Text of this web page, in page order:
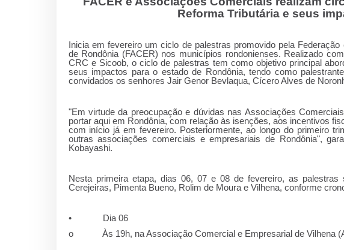
Reforma Tributária e seus
Inicia em fevereiro um ciclo de palestras promovido pela
de Rondônia (FACER) nos municípios rondonienses. Realizado
CRC e Sicoob, o ciclo de palestras tem como objetivo principal
seus impactos para o estado de Rondônia, tendo como
convidados os senhores Jair Genor Bevlaqua, Cícero Alves de
"Em virtude da preocupação e dúvidas nas Associações
portar aqui em Rondônia, com relação às isenções, aos incentivos
com início já em fevereiro. Posteriormente, ao longo do primeiro
outras associações comerciais e empresariais de Rondônia",
Kobayashi.
Nesta primeira etapa, dias 06, 07 e 08 de fevereiro, as
Cerejeiras, Pimenta Bueno, Rolim de Moura e Vilhena, conforme
• Dia 06
o Às 19h, na Associação Comercial e Empresarial de Vilhena